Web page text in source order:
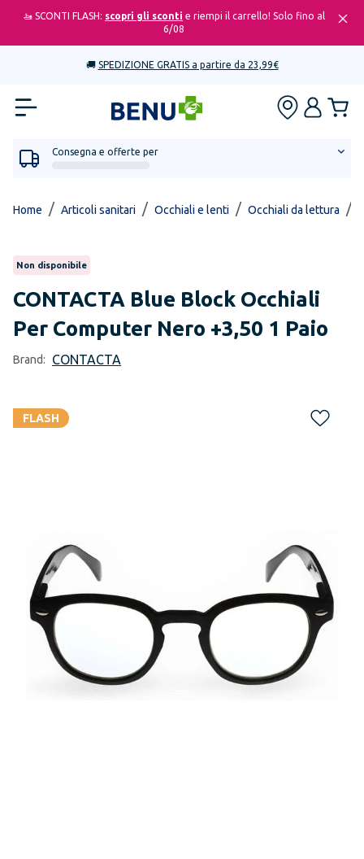
🚤 SCONTI FLASH: scopri gli sconti e riempi il carrello! Solo fino al
6/08
🚚 SPEDIZIONE GRATIS a partire da 23,99€
Consegna e offerte per
Home / Articoli sanitari / Occhiali e lenti / Occhiali da lettura /
Non disponibile
CONTACTA Blue Block Occhiali
Per Computer Nero +3,50 1 Paio
Brand: CONTACTA
FLASH